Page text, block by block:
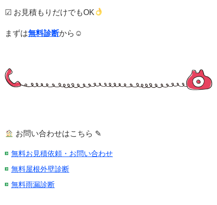
☑ お見積もりだけでもOK
まずは無料診断から☺
お問い合わせはこちら ✎
無料お見積依頼・お問い合わせ
無料屋根外壁診断
無料雨漏診断